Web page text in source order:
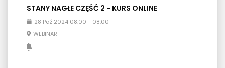
STANY NAGŁE CZĘŚĆ 2 - KURS ONLINE
28 Paź 2024 08:00 - 08:00
WEBINAR